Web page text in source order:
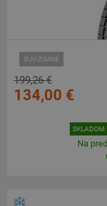
SUV-ZIMNÉ
199,26 €
134,00 €
SKLADOM
Na